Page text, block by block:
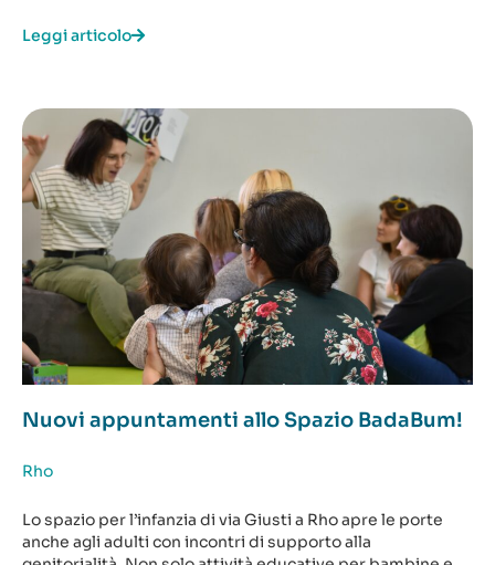
Leggi articolo
Nuovi appuntamenti allo Spazio BadaBum!
Rho
Lo spazio per l’infanzia di via Giusti a Rho apre le porte
anche agli adulti con incontri di supporto alla